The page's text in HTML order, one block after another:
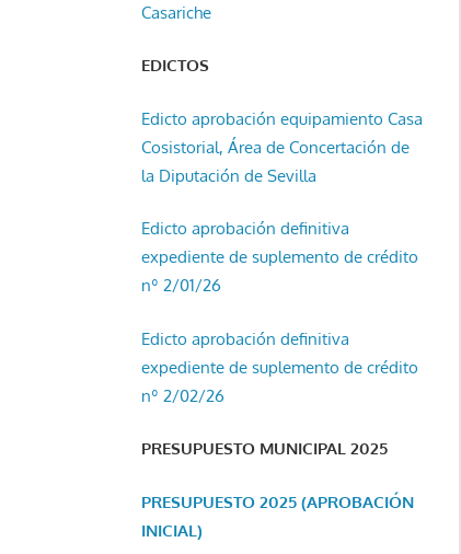
Casariche
EDICTOS
Edicto aprobación equipamiento Casa
Cosistorial, Área de Concertación de
la Diputación de Sevilla
Edicto aprobación definitiva
expediente de suplemento de crédito
nº 2/01/26
Edicto aprobación definitiva
expediente de suplemento de crédito
nº 2/02/26
PRESUPUESTO MUNICIPAL 2025
PRESUPUESTO 2025 (APROBACIÓN
INICIAL)